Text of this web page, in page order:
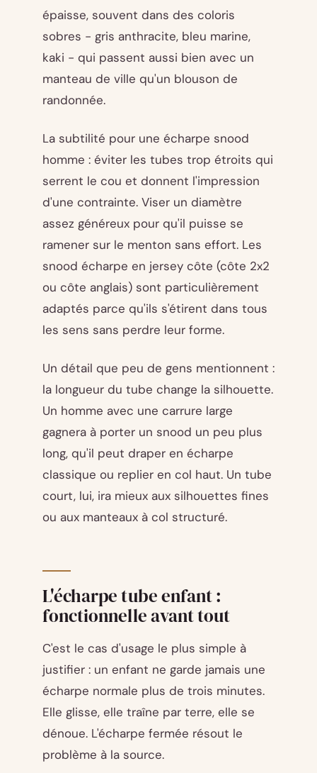
épaisse, souvent dans des coloris
sobres - gris anthracite, bleu marine,
kaki - qui passent aussi bien avec un
manteau de ville qu'un blouson de
randonnée.
La subtilité pour une écharpe snood
homme : éviter les tubes trop étroits qui
serrent le cou et donnent l'impression
d'une contrainte. Viser un diamètre
assez généreux pour qu'il puisse se
ramener sur le menton sans effort. Les
snood écharpe en jersey côte (côte 2x2
ou côte anglais) sont particulièrement
adaptés parce qu'ils s'étirent dans tous
les sens sans perdre leur forme.
Un détail que peu de gens mentionnent :
la longueur du tube change la silhouette.
Un homme avec une carrure large
gagnera à porter un snood un peu plus
long, qu'il peut draper en écharpe
classique ou replier en col haut. Un tube
court, lui, ira mieux aux silhouettes fines
ou aux manteaux à col structuré.
L'écharpe tube enfant :
fonctionnelle avant tout
C'est le cas d'usage le plus simple à
justifier : un enfant ne garde jamais une
écharpe normale plus de trois minutes.
Elle glisse, elle traîne par terre, elle se
dénoue. L'écharpe fermée résout le
problème à la source.